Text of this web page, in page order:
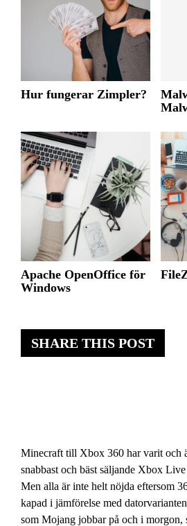
SHARE THIS POST
Minecraft till Xbox 360 har varit och
snabbast och bäst säljande Xbox
Men alla är inte helt nöjda eftersom
kapad i jämförelse med
som Mojang jobbar på och i morgon,
Hur fungerar Zimpler?
Apache OpenOffice för
Windows